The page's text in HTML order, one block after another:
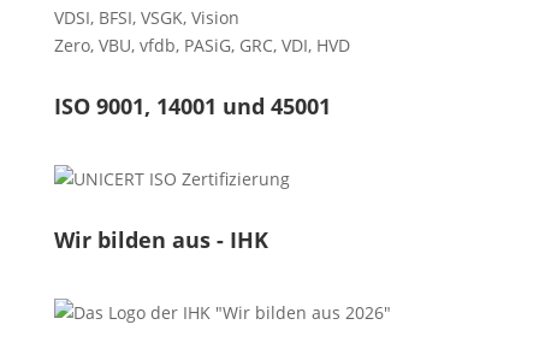
VDSI, BFSI, VSGK, Vision
Zero, VBU, vfdb, PASiG, GRC, VDI, HVD
ISO 9001, 14001 und 45001
Wir bilden aus - IHK